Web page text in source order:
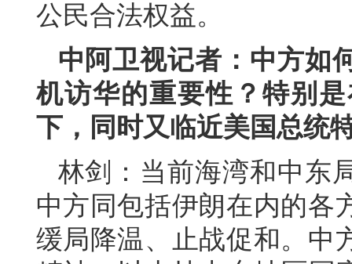
公民合法权益。
中阿卫视记者：中方如
机访华的重要性？特别
下，同时又临近美国总统
林剑：当前海湾和中东
中方同包括伊朗在内的各
缓局降温、止战促和。中